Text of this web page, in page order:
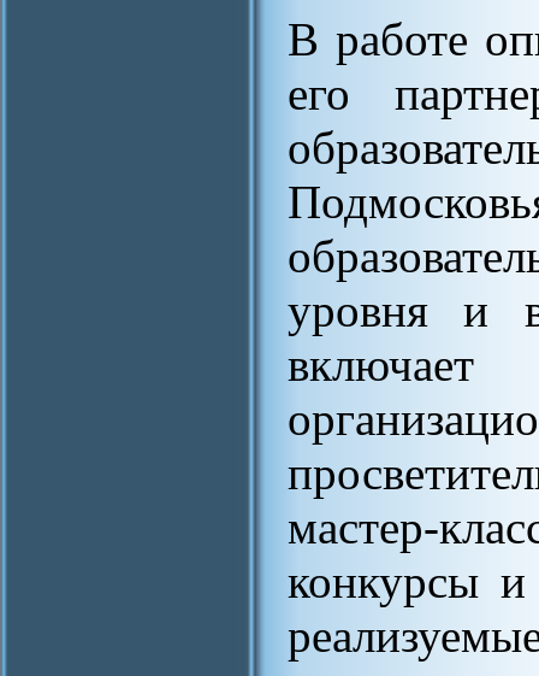
В работе
его
уровня и
мастер-
конкурсы и